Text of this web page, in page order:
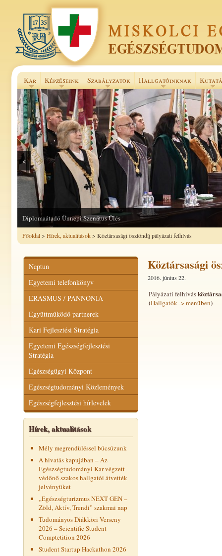
Kar Képzéseink Szabályzatok Hallgatóinknak
Diplomaátadó Ünnepi Szenátus Ülés
<
Főoldal> Hírek, aktualitások> Köztársasági ösztöndíj pályázati felhívás
Neptun
Egyetemi telefonkönyv
ERASMUS / PANNÓNIA
Együttműködő partnerek
Kari Fejlesztési Stratégia
Egyetemi Egészségfejlesztési
Stratégia
Egészségügyi Központ
Egészségtudományi Közlemények
Egészségfejlesztési hírlevelek
Hírek, aktualitások
Mély megrendüléssel búcsúzunk
A hivatás kapujában – Az
Egészségtudományi Kar végzett
védőnő szakos hallgatói átvették
jelvényüket
„Egészségturizmus NEXT GEN –
Zöld, Aktív, Trendi” szakmai nap
Tudományos Diákköri Verseny
2026 – Scientific Student
Comptetition 2026
Student Startup Hackathon 2026
Köztársasági
2016. június 22.
Pályázati felhívás
(Hallgatók -> menüben)